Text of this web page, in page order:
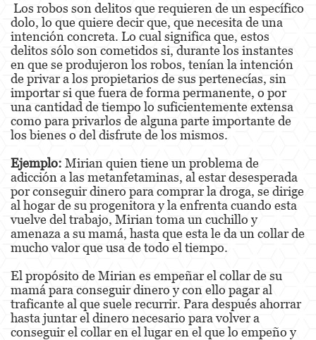
Falsificación o Alteración de una
Prescripción Médica
Malversación de Fondos
Presentación de Documentos Falsos
Robo de Identidad
Delitos de Drogas
El Programa de Desviación Previo al
Juicio PC 1000
Fabricación de Drogas
Leyes sobre Marihuana en California
Posesión de Marihuana
Posesión de Marihuana para la Venta
Posesión de Metanfetamina
Los robos son delitos que requieren de un específico
dolo, lo que quiere decir que, que necesita de una
intención concreta. Lo cual significa que, estos
delitos sólo son cometidos si, durante los instantes
en que se produjeron los robos, tenían la intención
de privar a los propietarios de sus pertenecías, sin
importar si que fuera de forma permanente, o por
una cantidad de tiempo lo suficientemente extensa
como para privarlos de alguna parte importante de
los bienes o del disfrute de los mismos.
Ejemplo: Mirian quien tiene un problema de
adicción a las metanfetaminas, al estar desesperada
por conseguir dinero para comprar la droga, se dirige
al hogar de su progenitora y la enfrenta cuando esta
vuelve del trabajo, Mirian toma un cuchillo y
amenaza a su mamá, hasta que esta le da un collar de
mucho valor que usa de todo el tiempo.
El propósito de Mirian es empeñar el collar de su
mamá para conseguir dinero y con ello pagar al
traficante al que suele recurrir. Para después ahorrar
hasta juntar el dinero necesario para volver a
conseguir el collar en el lugar en el que lo empeño y